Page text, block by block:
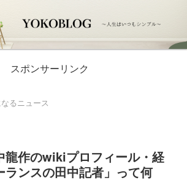
スポンサーリンク
るニュース
龍作のwikiプロフィール・経
ランスの田中記者」って何